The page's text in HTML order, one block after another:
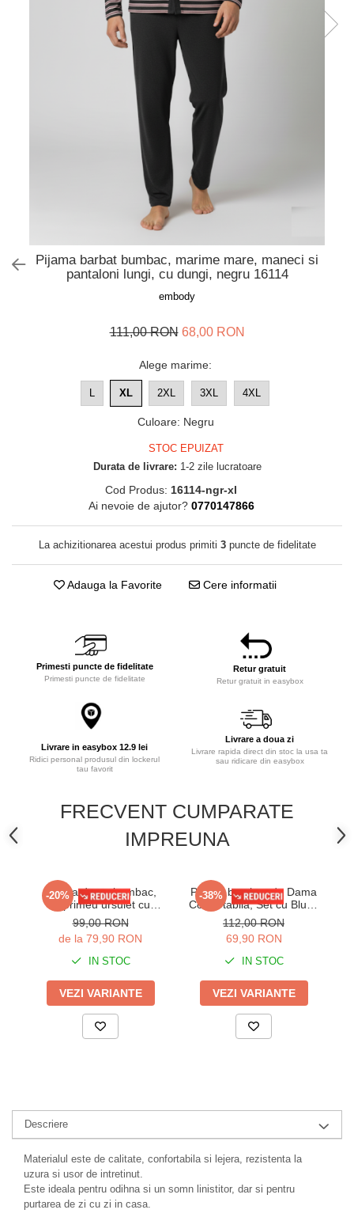
Pijamale salopeta copii
Pijama barbat bumbac, marime mare, maneci si
pantaloni lungi, cu dungi, negru 16114
embody
111,00 RON 68,00 RON
Alege marime:
L XL 2XL 3XL 4XL
Culoare: Negru
STOC EPUIZAT
Durata de livrare: 1-2 zile lucratoare
Cod Produs: 16114-ngr-xl
Ai nevoie de ajutor? 0770147866
La achizitionarea acestui produs primiti 3puncte de fidelitate
Adauga la Favorite Cere informatii
Primesti puncte de fidelitate
Primesti puncte de fidelitate
Retur gratuit
Retur gratuit in easybox
Livrare in easybox 12.9 lei
Ridici personal produsul din lockerul
tau favorit
Livrare a doua zi
Livrare rapida direct din stoc la usa ta
sau ridicare din easybox
FRECVENT CUMPARATE
IMPREUNA
-20%
Pijama dama bumbac,
imprimeu ursulet cu
inimioare, bej 104
99,00 RON
de la 79,90 RON
IN STOC
VEZI VARIANTE
-38%
Pijama bumbac de Dama
Confortabila, Set cu Bluza
si Pantaloni lungi, batal, gri
16255
112,00 RON
69,90 RON
IN STOC
VEZI VARIANTE
Descriere
Materialul este de calitate, confortabila si lejera, rezistenta la
uzura si usor de intretinut.
Este ideala pentru odihna si un somn linistitor, dar si pentru
purtarea de zi cu zi in casa.